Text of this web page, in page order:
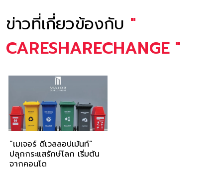
ข่าวที่เกี่ยวข้องกับ "
CARESHARECHANGE "
“เมเจอร์ ดีเวลลอปเม้นท์”
ปลุกกระแสรักษ์โลก เริ่มต้น
จากคอนโด